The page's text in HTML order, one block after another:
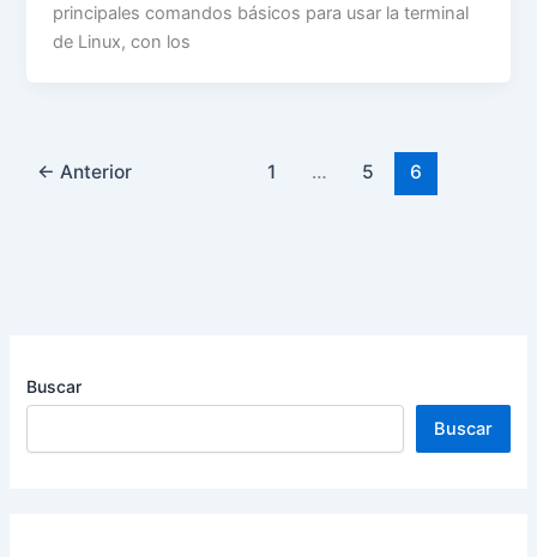
principales comandos básicos para usar la terminal
de Linux, con los
← Anterior 1 … 5 6
Buscar
Buscar